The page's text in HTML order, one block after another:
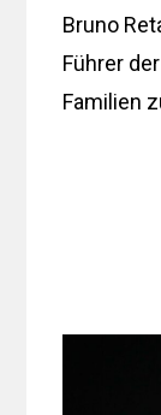
Bruno
Führer
Familien